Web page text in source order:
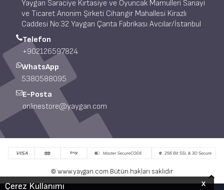
X
Çerez Kullanımı
Yaygan Saraciye Kırtasiye ve Oyuncak Mamulleri Sanayi
ve Ticaret Anonim Şirketi Cihangir Mahallesi Kirazlı
Caddesi No:32 Yaygan Çanta Fabrikası Avcılar/İstanbul
Telefon
+902126597824
WhatsApp
5380588095
E-Posta
onlinestore@yaygan.com
© www.yaygan.com Bütün hakları saklıdır